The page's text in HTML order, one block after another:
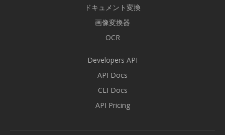
ドキュメント変換
画像変換器
OCR
Developers API
API Docs
CLI Docs
API Pricing